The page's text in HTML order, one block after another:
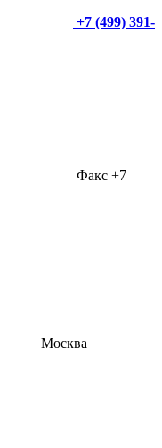
+7 (499) 391-
Факс +7
Москва